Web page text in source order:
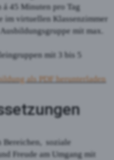
45 Minuten pro Tag
im virtuellen Klassenzimmer
mit max.
mit 3 bis 5
als PDF herunterladen
Bereichen, soziale
Freude am Umgang mit